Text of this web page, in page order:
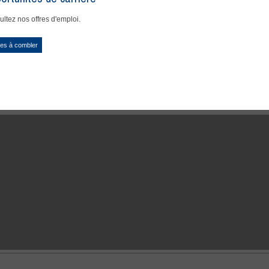
nos offres d'emploi.
à combler